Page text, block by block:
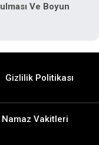
Ve Boyun
Gizlilik Politikası
Namaz Vakitleri